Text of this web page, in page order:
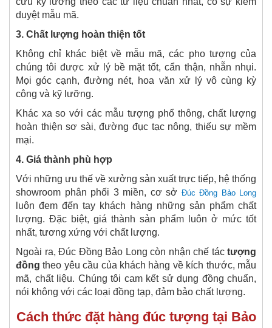
duyệt mẫu mã.
3. Chất lượng hoàn thiện tốt
Không chỉ khác biệt về mẫu mã, các pho tượng của
chúng tôi được xử lý bề mặt tốt, cẩn thận, nhẵn nhụi.
Mọi góc cạnh, đường nét, hoa văn xử lý vô cùng kỳ
công và kỹ lưỡng.
Khác xa so với các mẫu tượng phổ thông, chất lượng
hoàn thiện sơ sài, đường đục tạc nông, thiếu sự mềm
mại.
4. Giá thành phù hợp
Với những ưu thế về xưởng sản xuất trực tiếp, hệ thống
showroom phân phối 3 miền, cơ sở Đúc Đồng Bảo Long
luôn đem đến tay khách hàng những sản phẩm chất
lượng. Đặc biệt, giá thành sản phẩm luôn ở mức tốt
nhất, tương xứng với chất lượng.
Ngoài ra, Đúc Đồng Bảo Long còn nhận chế tác tượng
đồng theo yêu cầu của khách hàng về kích thước, mẫu
mã, chất liệu. Chúng tôi cam kết sử dụng đồng chuẩn,
nói không với các loại đồng tạp, đảm bảo chất lượng.
Cách thức đặt hàng đúc tượng tại Bảo